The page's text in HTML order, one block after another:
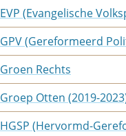
EVP (Evangelische
GPV (Gereformeerd
Groen Rechts
Groep Otten (2019-
HGSP (Hervormd-